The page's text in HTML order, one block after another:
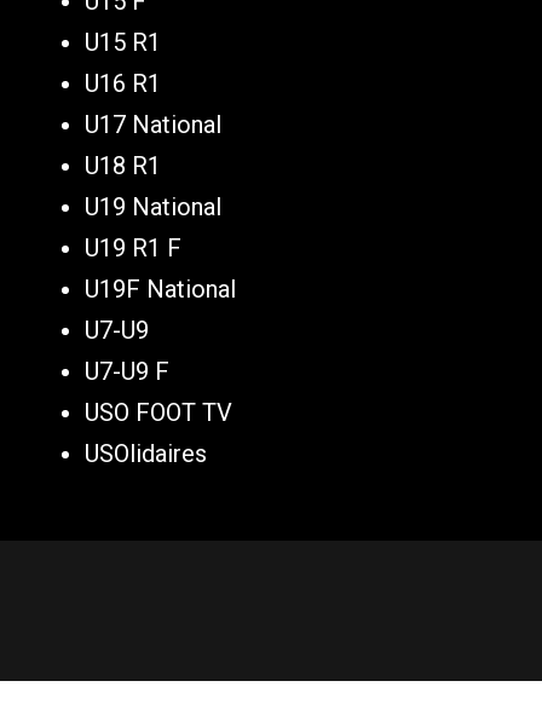
U15 R1
U16 R1
U17 National
U18 R1
U19 National
U19 R1 F
U19F National
U7-U9
U7-U9 F
USO FOOT TV
USOlidaires